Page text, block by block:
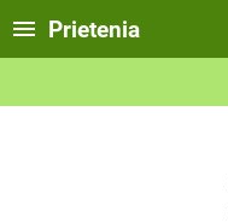
Prietenia